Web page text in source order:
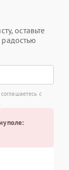
оставьте
с